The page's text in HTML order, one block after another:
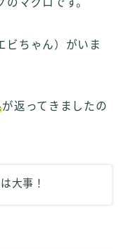
マグロです。
ビちゃん）がいま
が返ってきましたの
大事！